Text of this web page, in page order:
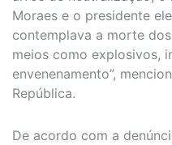
Moraes e o presidente
contemplava a morte
meios como explosivos,
envenenamento”,
República.
De acordo com a